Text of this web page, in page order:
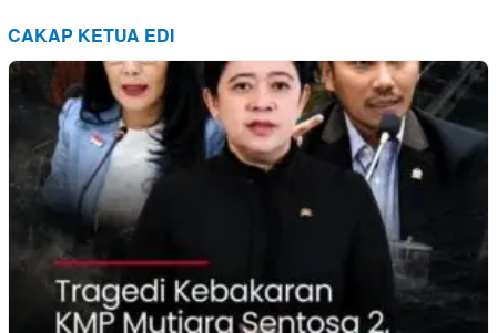
CAKAP KETUA EDI